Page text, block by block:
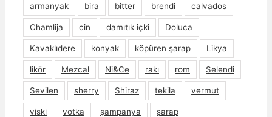
armanyak bira bitter brendi calvados
Chamlija cin damıtık içki Doluca
Kavaklıdere konyak köpüren şarap Likya
likör Mezcal Ni&Ce rakı rom Selendi
Sevilen sherry Shiraz tekila vermut
viski votka şampanya şarap